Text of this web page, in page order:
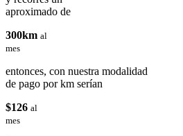
aproximado de
300km al
mes
entonces, con nuestra modalidad
de pago por km serían
$126 al
mes